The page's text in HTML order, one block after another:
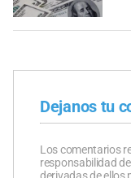
Dejanos tu
Los comentarios
responsabilidad
derivadas de ellos